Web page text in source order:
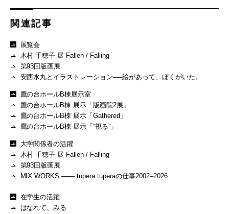
関連記事
展覧会
木村 千穂子 展 Fallen / Falling
第93回版画展
安西水丸とイラストレーション──絵があって、ぼくがいた。
鷹の台ホールB棟展示室
鷹の台ホールB棟 展示「版画院2展」
鷹の台ホールB棟 展示「Gathered」
鷹の台ホールB棟 展示「“視る”」
大学関係者の活躍
木村 千穂子 展 Fallen / Falling
第93回版画展
MIX WORKS —— tupera tuperaの仕事2002–2026
在学生の活躍
はなれて、みる